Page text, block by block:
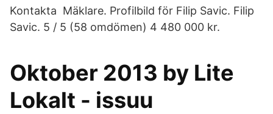
Kontakta Mäklare. Profilbild för Filip Savic. Filip
Savic. 5 / 5 (58 omdömen) 4 480 000 kr.
Oktober 2013 by Lite
Lokalt - issuu